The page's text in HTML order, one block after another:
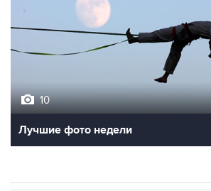
10
Лучшие фото недели